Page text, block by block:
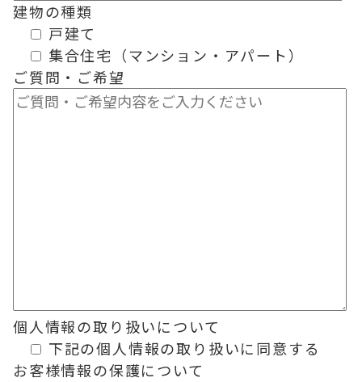
建物の種類
戸建て
集合住宅（マンション・アパート）
ご質問・ご希望
個人情報の取り扱いについて
下記の個人情報の取り扱いに同意する
お客様情報の保護について